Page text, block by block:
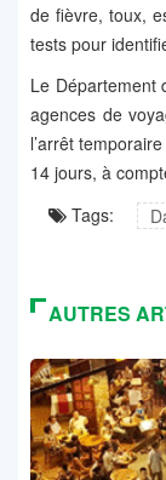
de fièvre, toux,
tests pour
Le Département
agences de
l’arrêt
14 jours, à
Tags:
AUTRES